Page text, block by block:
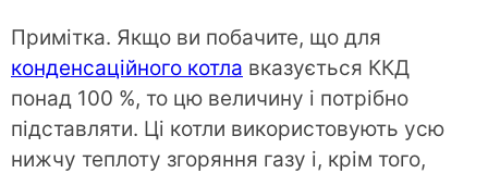
Примітка. Якщо ви побачите, що для
конденсаційного котла вказується ККД
понад 100 %, то цю величину і потрібно
підставляти. Ці котли використовують усю
нижчу теплоту згоряння газу і, крім того,